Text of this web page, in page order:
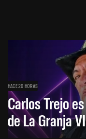
HACE 20 HORAS
Carlos Trejo
de La Granja